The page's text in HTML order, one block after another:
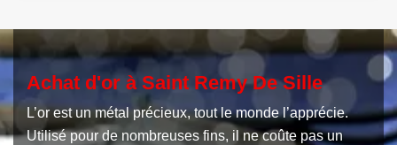
Achat d'or à Saint Remy De Sille
L’or est un métal précieux, tout le monde l’apprécie.
Utilisé pour de nombreuses fins, il ne coûte pas un